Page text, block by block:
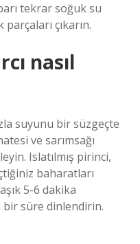
tekrar soğuk su
çıkarın.
nasıl
suyunu bir süzgeçte
ve sarımsağı
Islatılmış pirinci,
baharatları
5-6 dakika
bir süre dinlendirin.